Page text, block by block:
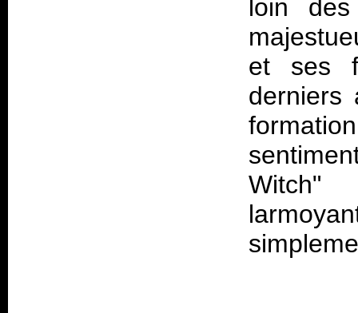
loin
et ses
derniers
Witch"